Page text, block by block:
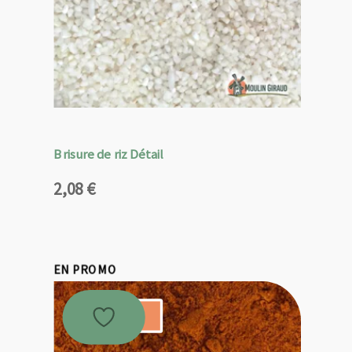
Brisure de riz Détail
2,08€
EN PROMO
Promo !